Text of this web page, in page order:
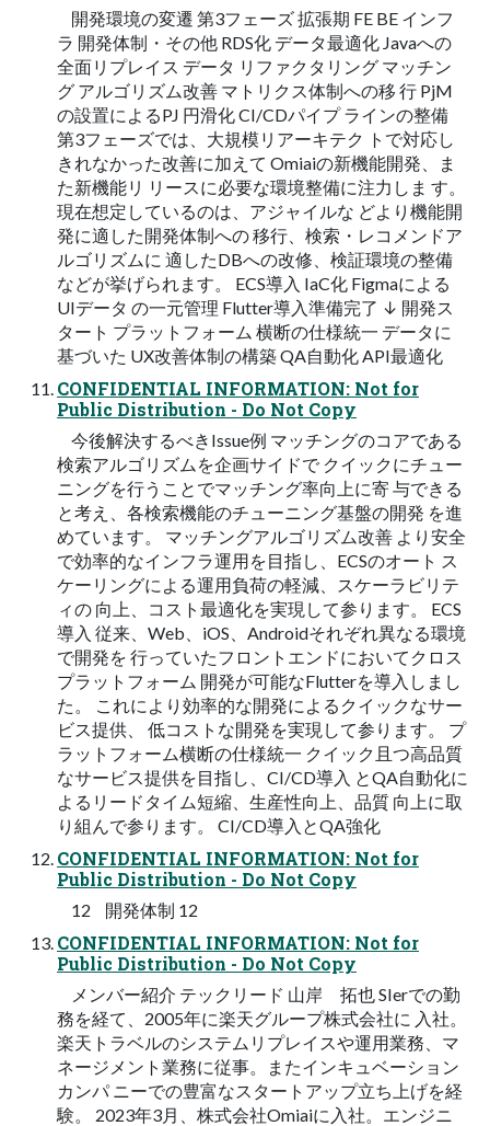
開発環境の変遷 第3フェーズ 拡張期 FE BE インフ
ラ 開発体制・その他 RDS化 データ最適化 Javaへの
全面リプレイス データ リファクタリング マッチン
グ アルゴリズム改善 マトリクス体制への移 行 PjM
の設置によるPJ 円滑化 CI/CDパイプ ラインの整備
第3フェーズでは、大規模リアーキテク トで対応し
きれなかった改善に加えて Omiaiの新機能開発、ま
た新機能リ リースに必要な環境整備に注力しま す。
現在想定しているのは、アジャイルな どより機能開
発に適した開発体制への 移行、検索・レコメンドア
ルゴリズムに 適したDBへの改修、検証環境の整備
などが挙げられます。 ECS導入 IaC化 Figmaによる
UIデータ の一元管理 Flutter導入準備完了 ↓ 開発ス
タート プラットフォーム 横断の仕様統一 データに
基づいた UX改善体制の構築 QA自動化 API最適化
CONFIDENTIAL INFORMATION: Not for
Public Distribution - Do Not Copy
今後解決するべきIssue例 マッチングのコアである
検索アルゴリズムを企画サイドで クイックにチュー
ニングを行うことでマッチング率向上に寄 与できる
と考え、各検索機能のチューニング基盤の開発 を進
めています。 マッチングアルゴリズム改善 より安全
で効率的なインフラ運用を目指し、ECSのオート ス
ケーリングによる運用負荷の軽減、スケーラビリテ
ィの 向上、コスト最適化を実現して参ります。 ECS
導入 従来、Web、iOS、Androidそれぞれ異なる環境
で開発を 行っていたフロントエンドにおいてクロス
プラットフォーム 開発が可能なFlutterを導入しまし
た。 これにより効率的な開発によるクイックなサー
ビス提供、 低コストな開発を実現して参ります。 プ
ラットフォーム横断の仕様統一 クイック且つ高品質
なサービス提供を目指し、CI/CD導入 とQA自動化に
よるリードタイム短縮、生産性向上、品質 向上に取
り組んで参ります。 CI/CD導入とQA強化
CONFIDENTIAL INFORMATION: Not for
Public Distribution - Do Not Copy
12 開発体制 12
CONFIDENTIAL INFORMATION: Not for
Public Distribution - Do Not Copy
メンバー紹介 テックリード 山岸 拓也 SIerでの勤
務を経て、2005年に楽天グループ株式会社に 入社。
楽天トラベルのシステムリプレイスや運用業務、マ
ネージメント業務に従事。またインキュベーション
カンパ ニーでの豊富なスタートアップ立ち上げを経
験。 2023年3月、株式会社Omiaiに入社。エンジニ